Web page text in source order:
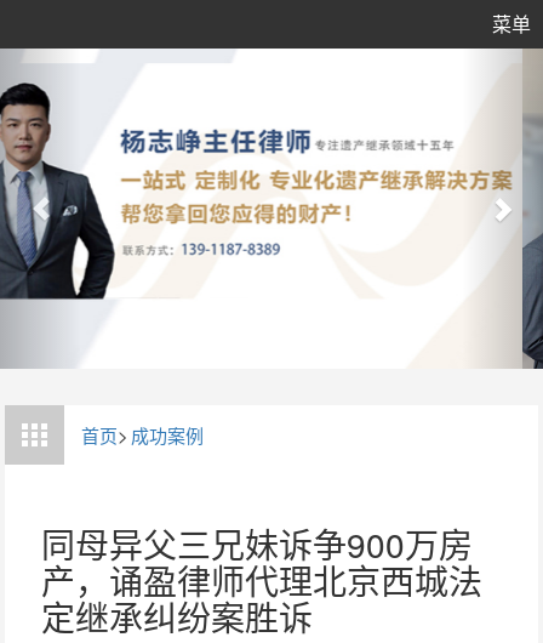
菜单
首页> 成功案例
同母异父三兄妹诉争900万房
产，诵盈律师代理北京西城法
定继承纠纷案胜诉